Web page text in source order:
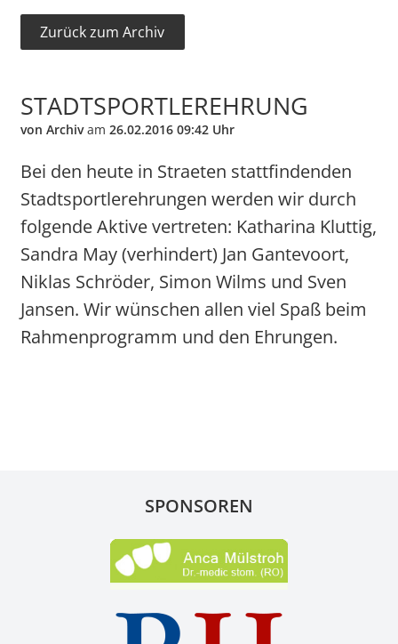
Zurück zum Archiv
STADTSPORTLEREHRUNG
von Archivam 26.02.2016 09:42 Uhr
Bei den heute in Straeten stattfindenden
Stadtsportlerehrungen werden wir durch
folgende Aktive vertreten: Katharina Kluttig,
Sandra May (verhindert) Jan Gantevoort,
Niklas Schröder, Simon Wilms und Sven
Jansen. Wir wünschen allen viel Spaß beim
Rahmenprogramm und den Ehrungen.
SPONSOREN